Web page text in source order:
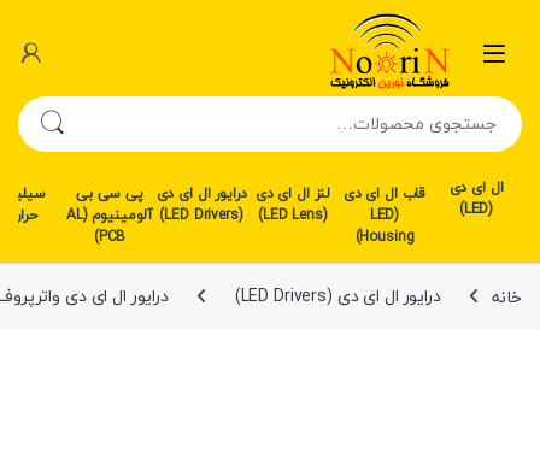
جستجو برای:
ال ای دی
(LED)
قاب ال ای دی
(LED
Housing)
لنز ال ای دی
(LED Lens)
درایور ال ای دی
(LED Drivers)
پی سی بی
آلومینیوم (AL
PCB)
حرارتی
خانه درایور ال ای دی (LED Drivers) درایور ال ای دی